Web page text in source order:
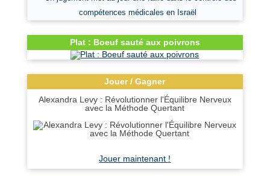
compétences médicales en Israël
Plat : Boeuf sauté aux poivrons
Jouer / Gagner
Alexandra Levy : Révolutionner l'Équilibre Nerveux
avec la Méthode Quertant
Jouer maintenant !